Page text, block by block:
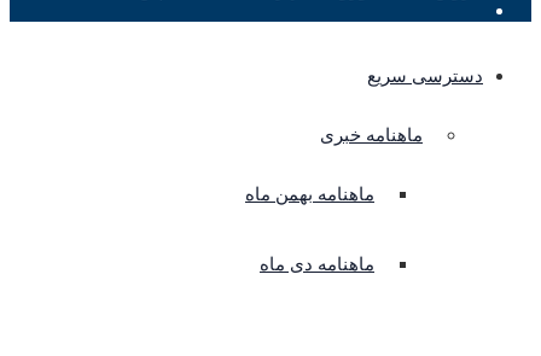
دسترسی سریع
ماهنامه خبری
ماهنامه بهمن ماه
ماهنامه دی ماه